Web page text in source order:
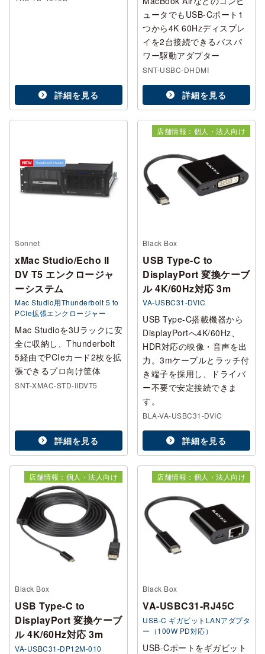
詳細を見る
ュータでもUSB-Cポート1
つから4K 60Hzディスプレ
イを2台接続できるバスパ
ワー駆動アダプター
SNT-USBC-DHDMI
詳細を見る
Sonnet
xMac Studio/Echo II
DV T5 エンクロージャ
ーシステム
Mac Studio用Thunderbolt 5 to
PCIe拡張エンクロージャー
Mac Studioを3Uラックに安
全に収納し、Thunderbolt
5経由でPCIeカード2枚を拡
張できるプロ向け筐体
SNT-XMAC-STD-IIDVT5
詳細を見る
店舗情報：個人・法人向け
Black Box
USB Type-C to
DisplayPort 変換ケーブ
ル 4K/60Hz対応 3m
VA-USBC31-DVIC
USB Type-C搭載機器から
DisplayPortへ4K/60Hz、
HDR対応の映像・音声を出
力。3mケーブルとラッチ付
き端子を採用し、ドライバ
ー不要で安定接続できま
す。
BLA-VA-USBC31-DVIC
詳細を見る
店舗情報：個人・法人向け
Black Box
USB Type-C to
DisplayPort 変換ケーブ
ル 4K/60Hz対応 3m
VA-USBC31-DP12M-010
店舗情報：個人・法人向け
Black Box
VA-USBC31-RJ45C
USB-C ギガビットLANアダプタ
ー（100W PD対応）
USB-Cポートをギガビット